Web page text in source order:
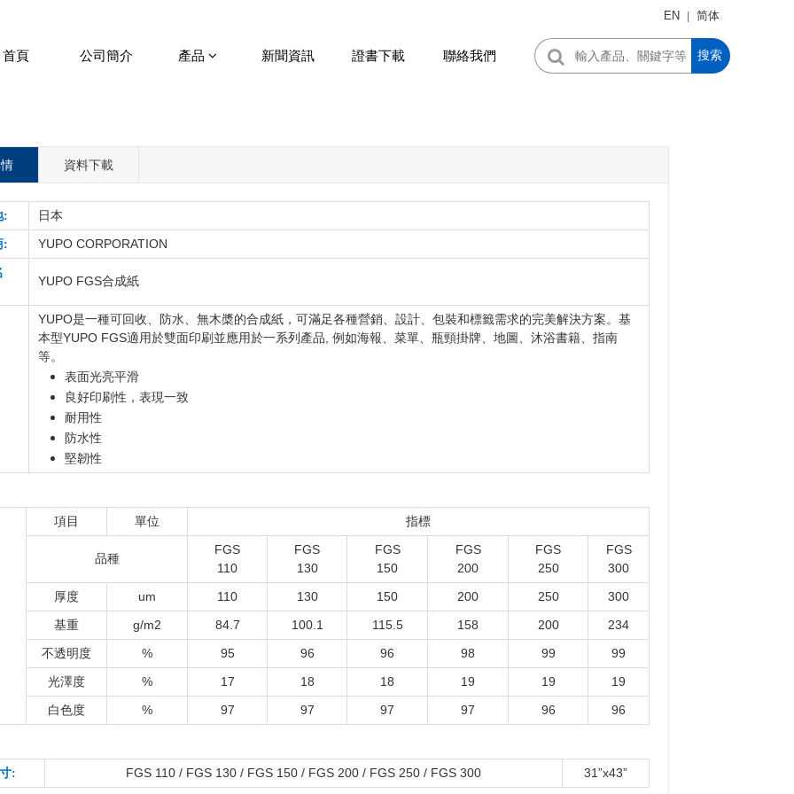
EN 简体
首頁 公司簡介 產品 新聞資訊 證書下載 聯絡我們 搜索
資料下載
: 日本
: YUPO CORPORATION
YUPO FGS合成紙
YUPO是一種可回收、防水、無木槳的合成紙，可滿足各種營銷、設計、包裝和標籤需求的完美解決方案。 基
本型YUPO FGS適用於雙面印刷並應用於一系列產品 例如海報、菜單、瓶頸掛牌、地圖、沐浴書籍、指南
等。
表面光亮平滑
良好印刷性，表現一致
耐用性
防水性
堅韌性
項目 單位 指標
品種
FGS
110
FGS
130
FGS
150
FGS
200
FGS
250
FGS
300
厚度 um 110 130 150 200 250 300
基重 g/m2 84.7 100.1 115.5 158 200 234
不透明度 % 95 96 96 98 99 99
光澤度 % 17 18 18 19 19 19
白色度 % 97 97 97 97 96 96
: FGS 110 / FGS 130 / FGS 150 / FGS 200 / FGS 250 / FGS 300 31”x43”